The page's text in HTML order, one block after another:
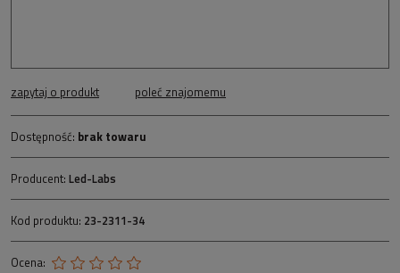
zapytaj o produkt poleć znajomemu
Dostępność: brak towaru
Producent: Led-Labs
Kod produktu: 23-2311-34
Ocena: